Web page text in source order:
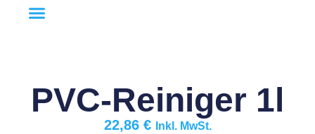
PVC-Reiniger 1l
22,86 € Inkl. MwSt.